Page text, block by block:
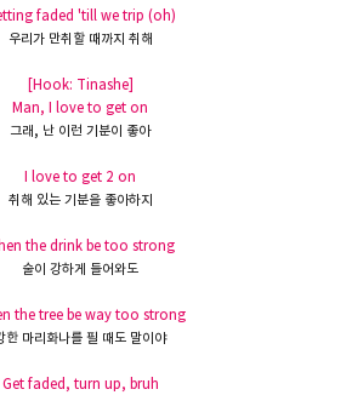
faded 'till we trip (oh)
우리가 만취할 때까지 취해
[Hook: Tinashe]
Man, I love to get on
그래, 난 이런 기분이 좋아
I love to get 2 on
취해 있는 기분을 좋아하지
the drink be too strong
술이 강하게 들어와도
the tree be way too strong
한 마리화나를 필 때도 말이야
Get faded, turn up, bruh